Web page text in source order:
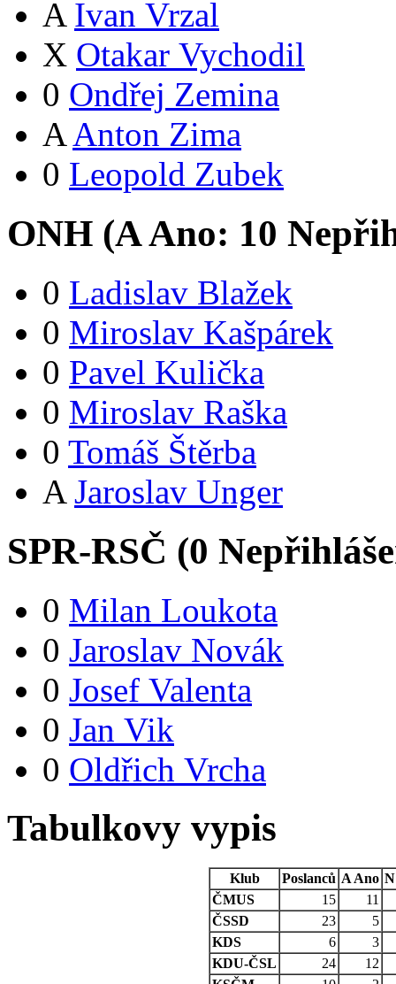
A Ivan Vrzal
X Otakar Vychodil
0 Ondřej Zemina
A Anton Zima
0 Leopold Zubek
ONH (AAno: 10
0 Ladislav Blažek
0 Miroslav Kašpárek
0 Pavel Kulička
0 Miroslav Raška
0 Tomáš Štěrba
A Jaroslav Unger
SPR-RSČ (0
0 Milan Loukota
0 Jaroslav Novák
0 Josef Valenta
0 Jan Vik
0 Oldřich Vrcha
Tabulkovy vypis
Klub Poslanců A Ano N
ČMUS
15
11
ČSSD
23
5
KDS
6
3
KDU-ČSL
24
12